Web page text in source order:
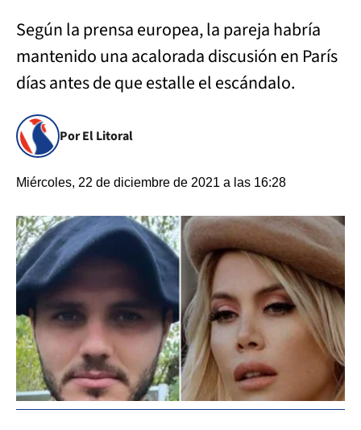
Según la prensa europea, la pareja habría
mantenido una acalorada discusión en París
días antes de que estalle el escándalo.
Por El Litoral
Miércoles, 22 de diciembre de 2021 a las 16:28